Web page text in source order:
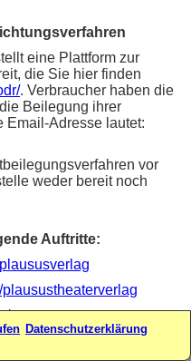
eine Plattform zur
die Sie hier finden
. Verbraucher haben die
Beilegung ihrer
Email-Adresse lautet:
vor
weder bereit noch
Auftritte:
Datenschutzerklärung